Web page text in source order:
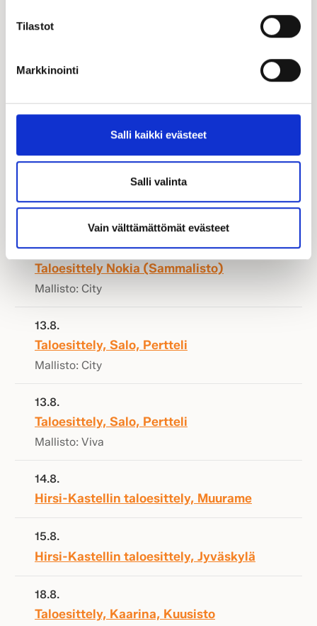
Tilastot
Markkinointi
Salli kaikki evästeet
Salli valinta
Vain välttämättömät evästeet
Taloesittelyt
13.8.
Taloesittely Nokia (Sammalisto)
Mallisto: City
13.8.
Taloesittely, Salo, Pertteli
Mallisto: City
13.8.
Taloesittely, Salo, Pertteli
Mallisto: Viva
14.8.
Hirsi-Kastellin taloesittely, Muurame
15.8.
Hirsi-Kastellin taloesittely, Jyväskylä
18.8.
Taloesittely, Kaarina, Kuusisto